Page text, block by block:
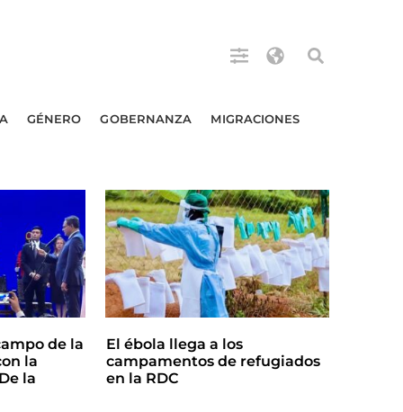
GÉNERO GOBERNANZA MIGRACIONES
de la
la
la
El ébola llega a los
campamentos de refugiados
en la RDC